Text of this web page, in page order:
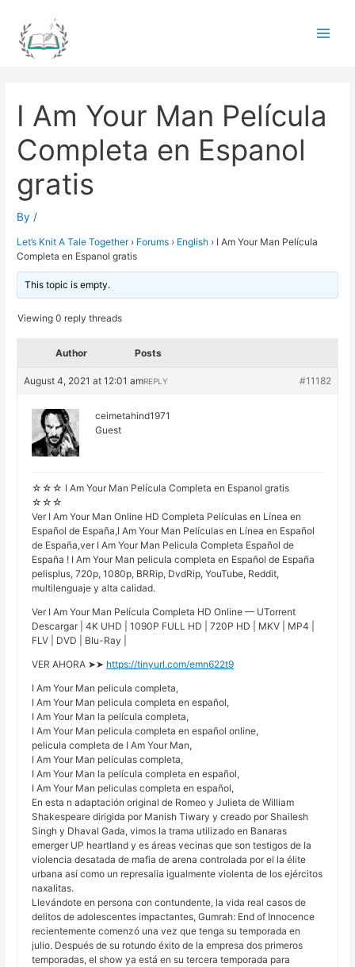
content
I Am Your Man Película
Completa en Espanol
gratis
By /
Let’s Knit A Tale Together › Forums › English › I Am Your Man Película
Completa en Espanol gratis
This topic is empty.
Viewing 0 reply threads
Author Posts
August 4, 2021 at 12:01 am #11182
REPLY
ceimetahind1971
Guest
☆☆☆ I Am Your Man Película Completa en Espanol gratis
☆☆☆
Ver I Am Your Man Online HD Completa Películas en Línea en
Español de España,I Am Your Man Películas en Línea en Español
de España,ver I Am Your Man Pelicula Completa Español de
España ! I Am Your Man pelicula completa en Español de España
pelisplus, 720p, 1080p, BRRip, DvdRip, YouTube, Reddit,
multilenguaje y alta calidad.
Ver I Am Your Man Película Completa HD Online — UTorrent
Descargar | 4K UHD | 1090P FULL HD | 720P HD | MKV | MP4 |
FLV | DVD | Blu-Ray |
VER AHORA ➤➤ https://tinyurl.com/emn622t9
I Am Your Man pelicula completa,
I Am Your Man pelicula completa en español,
I Am Your Man la película completa,
I Am Your Man pelicula completa en español online,
pelicula completa de I Am Your Man,
I Am Your Man películas completa,
I Am Your Man la película completa en español,
I Am Your Man peliculas completa en español,
En esta n adaptación original de Romeo y Julieta de William
Shakespeare dirigida por Manish Tiwary y creado por Shailesh
Singh y Dhaval Gada, vimos la trama utilizado en Banaras
emerger UP heartland y es áreas vecinas que son testigos de la
violencia desatada de mafia de arena controlada por el la élite
urbana así como un represalia igualmente violenta de los ejércitos
naxalitas.
Llevándote en persona con contundente, la vida real casos de
delitos de adolescentes impactantes, Gumrah: End of Innocence
recientemente comenzó una vez que tenga su temporada en
julio. Después de su rotundo éxito de la empresa dos primeros
temporadas, el show ya está en su tercera temporada para